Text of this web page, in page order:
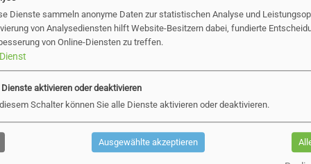
Stadtfriedhof
Dienste sammeln anonyme Daten zur statistischen Analyse und
von Analysediensten hilft Website-Besitzern dabei, fundierte
von Online-Diensten zu treffen.
Dienst
Dienste aktivieren oder deaktivieren
Schalter können Sie alle Dienste aktivieren oder deaktivieren.
Ausgewählte akzeptieren